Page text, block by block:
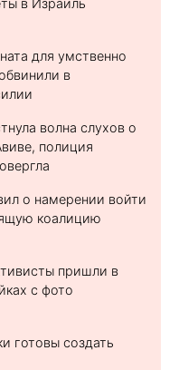
для умственно
в
волна слухов о
полиция
о намерении войти
коалицию
пришли в
с фото
готовы создать